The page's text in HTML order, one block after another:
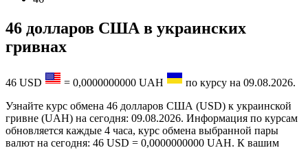
46 долларов США в украинских
гривнах
46 USD = 0,0000000000 UAH по курсу на 09.08.2026.
Узнайте курс обмена 46 долларов США (USD) к украинской
гривне (UAH) на сегодня: 09.08.2026. Информация по курсам
обновляется каждые 4 часа, курс обмена выбранной пары
валют на сегодня: 46 USD = 0,0000000000 UAH. К вашим